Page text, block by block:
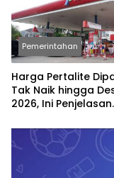
Pemerintahan
Harga Pertalite
Tak Naik hingga
2026, Ini Penjelasan